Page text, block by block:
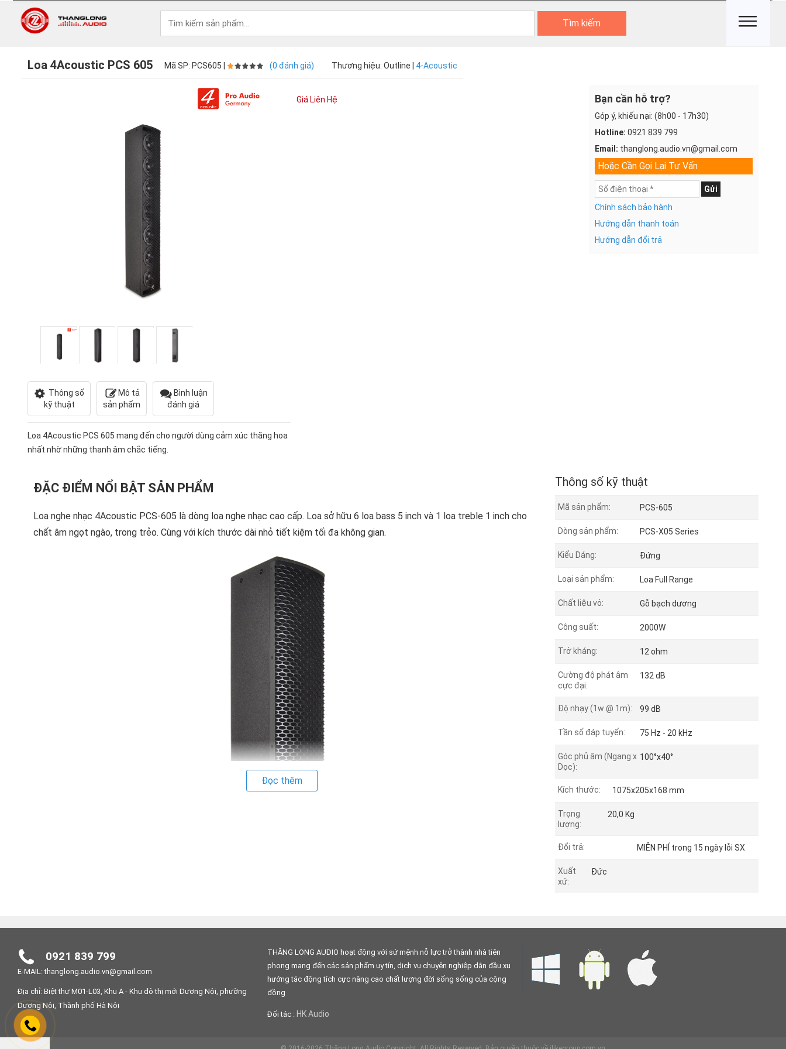
Tìm kiếm
Loa 4Acoustic PCS 605 Mã SP: PCS605 | (0 đánh giá) Thương hiệu: Outline | 4-Acoustic
Thông số
kỹ thuật
Mô tả
sản phẩm
Bình luận
đánh giá
Loa 4Acoustic PCS 605 mang đến cho người dùng cảm xúc thăng hoa
nhất nhờ những thanh âm chắc tiếng.
Giá Liên Hệ Bạn cần hỗ trợ?
Góp ý, khiếu nại: (8h00 - 17h30)
Hotline: 0921 839 799
Email: thanglong.audio.vn@gmail.com
Hoặc Cần Gọi Lại Tư Vấn
Gửi
Chính sách bảo hành
Hướng dẫn thanh toán
Hướng dẫn đổi trả
ĐẶC ĐIỂM NỔI BẬT SẢN PHẨM
Loa nghe nhạc 4Acoustic PCS-605 là dòng loa nghe nhạc cao cấp. Loa sở hữu 6 loa bass 5 inch và 1 loa treble 1 inch cho
chất âm ngọt ngào, trong trẻo. Cùng với kích thước dài nhỏ tiết kiệm tối đa không gian.
Loa mang trên mình thiết kế độc đáo, ấn tượng với hình cột dài 107,5 cm.
Đọc thêm
Thông số kỹ thuật
Mã sản phẩm: PCS-605
Dòng sản phẩm: PCS-X05 Series
Kiểu Dáng: Đứng
Loại sản phẩm: Loa Full Range
Chất liệu vỏ: Gỗ bạch dương
Công suất: 2000W
Trở kháng: 12 ohm
Cường độ phát âm
cực đại:
132 dB
Độ nhạy (1w @ 1m): 99 dB
Tần số đáp tuyến: 75 Hz - 20 kHz
Góc phủ âm (Ngang x
Dọc):
100°x40°
Kích thước: 1075x205x168 mm
Trọng
lượng:
20,0 Kg
Đổi trả: MIỄN PHÍ trong 15 ngày lỗi SX
Xuất
xứ:
Đức
0921 839 799
E-MAIL: thanglong.audio.vn@gmail.com
Địa chỉ: Biệt thự M01-L03, Khu A - Khu đô thị mới Dương Nội, phường
Dương Nội, Thành phố Hà Nội
THĂNG LONG AUDIO hoạt động với sứ mệnh nỗ lực trở thành nhà tiên
phong mang đến các sản phẩm uy tín, dịch vụ chuyên nghiệp dẫn đầu xu
hướng tác động tích cực nâng cao chất lượng đời sống sống của cộng
đồng
Đối tác : HK Audio